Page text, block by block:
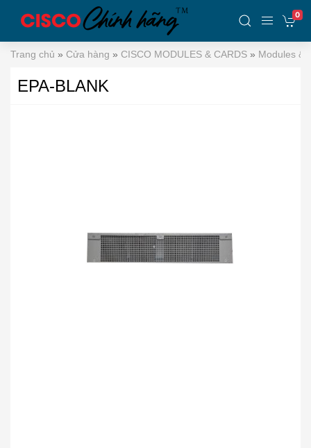
0
Trang chủ » Cửa hàng » CISCO MODULES & CARDS » Modules &
EPA-BLANK